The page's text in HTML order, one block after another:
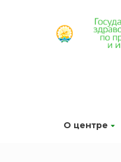
О центре